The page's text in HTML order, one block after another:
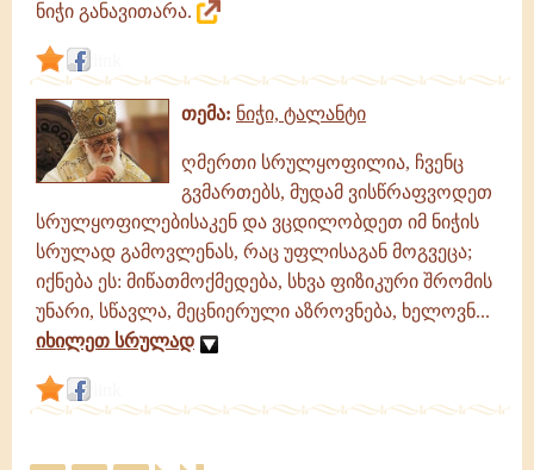
ნიჭი განავითარა.
თემა: ნიჭი, ტალანტი
ღმერთი სრულყოფილია, ჩვენც
გვმართებს, მუდამ ვისწრაფვოდეთ
სრულყოფილებისაკენ და ვცდილობდეთ იმ ნიჭის
სრულად გამოვლენას, რაც უფლისაგან მოგვეცა;
იქნება ეს: მიწათმოქმედება, სხვა ფიზიკური შრომის
უნარი, სწავლა, მეცნიერული აზროვნება, ხელოვნ...
იხილეთ სრულად